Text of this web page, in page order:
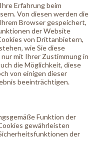
Erfahrung beim
Von diesen werden die
Browser gespeichert,
der Website
von Drittanbietern,
wie Sie diese
mit Ihrer Zustimmung in
die Möglichkeit, diese
von einigen dieser
beeinträchtigen.
Funktion der
gewährleisten
der